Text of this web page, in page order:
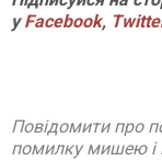
уFacebook,
Повідомити про
помилку мишею і